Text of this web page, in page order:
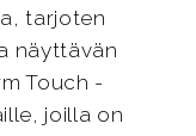
tarjoten
näyttävän
Touch -
joilla on